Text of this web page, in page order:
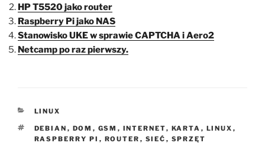
HP T5520 jako router
Raspberry Pi jako NAS
Stanowisko UKE w sprawie CAPTCHA i Aero2
Netcamp po raz pierwszy.
KATEGORIE
LINUX
TAGI
DEBIAN , DOM , GSM , INTERNET, KARTA , LINUX ,
RASPBERRY PI , ROUTER , SIEĆ , SPRZĘT